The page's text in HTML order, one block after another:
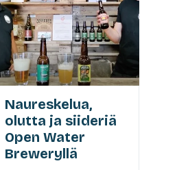
Naureskelua,
olutta ja siideriä
Open Water
Breweryllä